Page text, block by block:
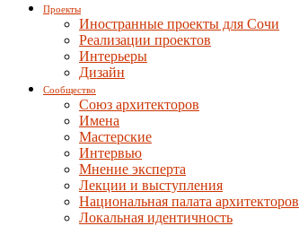
Проекты
Иностранные проекты для Сочи
Реализации проектов
Интерьеры
Дизайн
Сообщество
Союз архитекторов
Имена
Мастерские
Интервью
Мнение эксперта
Лекции и выступления
Национальная палата архитекторов
Локальная идентичность